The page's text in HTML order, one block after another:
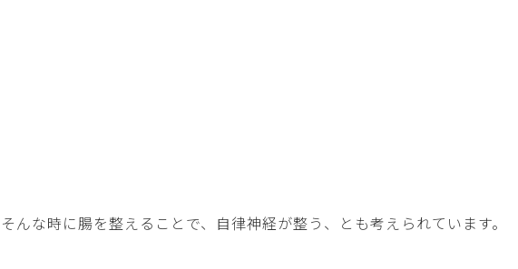
そんな時に腸を整えることで、自律神経が整う、とも考えられています。